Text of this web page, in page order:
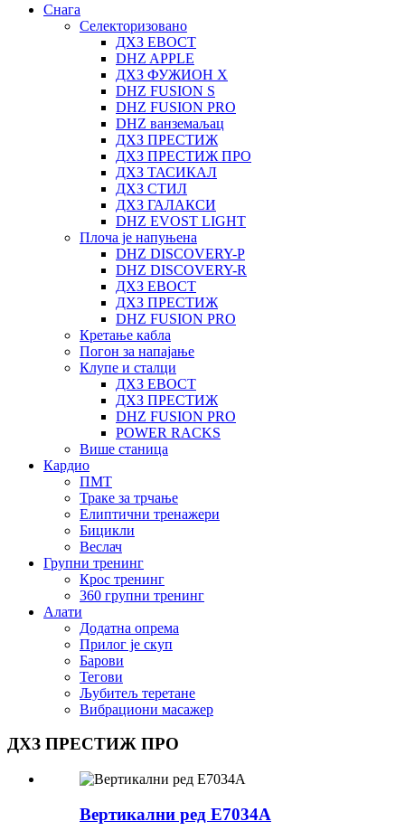
Снага
Селекторизовано
ДХЗ ЕВОСТ
DHZ APPLE
ДХЗ ФУЖИОН Х
DHZ FUSION S
DHZ FUSION PRO
DHZ ванземаљац
ДХЗ ПРЕСТИЖ
ДХЗ ПРЕСТИЖ ПРО
ДХЗ ТАСИКАЛ
ДХЗ СТИЛ
ДХЗ ГАЛАКСИ
DHZ EVOST LIGHT
Плоча је напуњена
DHZ DISCOVERY-P
DHZ DISCOVERY-R
ДХЗ ЕВОСТ
ДХЗ ПРЕСТИЖ
DHZ FUSION PRO
Кретање кабла
Погон за напајање
Клупе и сталци
ДХЗ ЕВОСТ
ДХЗ ПРЕСТИЖ
DHZ FUSION PRO
POWER RACKS
Више станица
Кардио
ПМТ
Траке за трчање
Елиптични тренажери
Бицикли
Веслач
Групни тренинг
Крос тренинг
360 групни тренинг
Алати
Додатна опрема
Прилог је скуп
Барови
Тегови
Љубитељ теретане
Вибрациони масажер
ДХЗ ПРЕСТИЖ ПРО
Вертикални ред E7034A